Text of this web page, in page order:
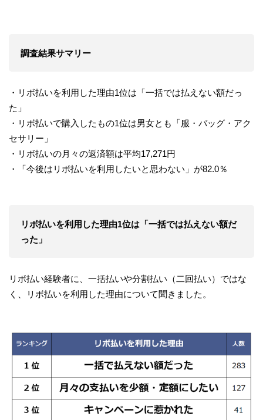
調査結果サマリー
・リボ払いを利用した理由1位は「一括では払えない額だっ
た」
・リボ払いで購入したもの1位は男女とも「服・バッグ・アク
セサリー」
・リボ払いの月々の返済額は平均17,271円
・「今後はリボ払いを利用したいと思わない」が82.0％
リボ払いを利用した理由1位は「一括では払えない額だ
った」
リボ払い経験者に、一括払いや分割払い（二回払い）ではな
く、リボ払いを利用した理由について聞きました。